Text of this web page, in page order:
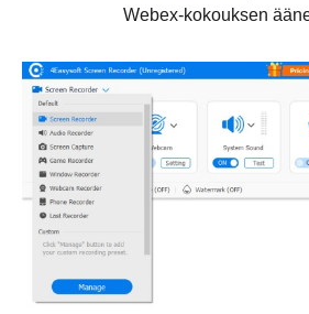
Webex-kokouksen